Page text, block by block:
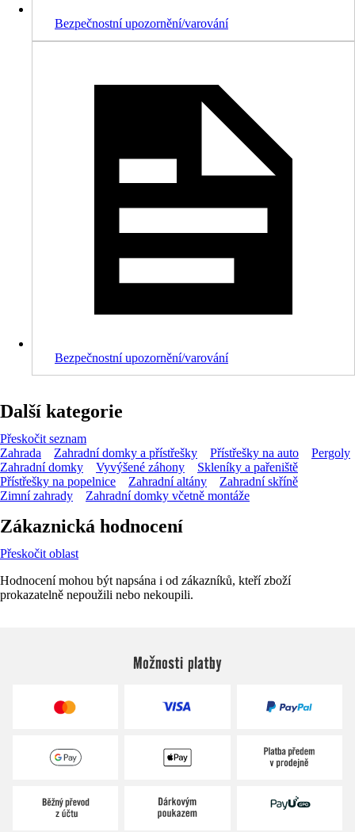
Bezpečnostní upozornění/varování
Bezpečnostní upozornění/varování
Další kategorie
Přeskočit seznam
Zahrada
Zahradní domky a přístřešky Přístřešky na auto
Pergoly
Zahradní domky
Vyvýšené záhony
Skleníky a pařeniště
Přístřešky na popelnice
Zahradní altány
Zahradní skříně
Zimní zahrady
Zahradní domky včetně montáže
Zákaznická hodnocení
Přeskočit oblast
Hodnocení mohou být napsána i od zákazníků, kteří zboží
prokazatelně nepoužili nebo nekoupili.
Možnosti platby